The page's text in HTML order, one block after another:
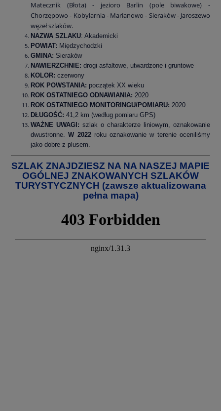
Matecznik (Błota) - jezioro Barlin (pole biwakowe) -
Chorzępowo - Kobylarnia - Marianowo - Sieraków - Jaroszewo
węzeł szlaków.
NAZWA SZLAKU: Akademicki
POWIAT: Międzychodzki
GMINA: Sieraków
NAWIERZCHNIE: drogi asfaltowe, utwardzone i gruntowe
KOLOR: czerwony
ROK POWSTANIA: początek XX wieku
ROK OSTATNIEGO ODNAWIANIA: 2020
ROK OSTATNIEGO MONITORINGU/POMIARU: 2020
DŁUGOŚĆ: 41,2 km (według pomiaru GPS)
WAŻNE UWAGI: szlak o charakterze liniowym, oznakowanie
dwustronne.W 2022 roku oznakowanie w terenie oceniliśmy
jako dobre z plusem.
SZLAK ZNAJDZIESZ NA NA NASZEJ MAPIE
OGÓLNEJ ZNAKOWANYCH SZLAKÓW
TURYSTYCZNYCH (zawsze aktualizowana
pełna mapa)